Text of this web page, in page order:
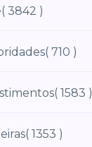
( 3842 )
( 710 )
( 1583 )
( 1353 )